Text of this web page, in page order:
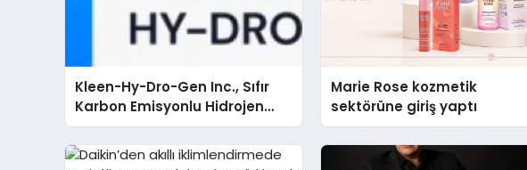
Kleen-Hy-Dro-Gen Inc., Sıfır
Karbon Emisyonlu Hidrojen
Isıtma Teknolojisinde ISO ve
TSSA Düzenleyici Onaylarını
Aldı
Marie Rose kozmetik
sektörüne giriş yaptı